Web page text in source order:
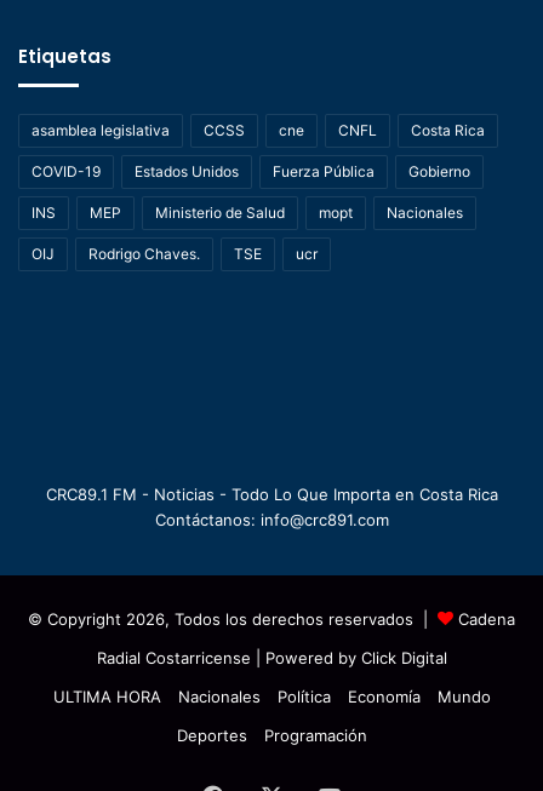
Etiquetas
asamblea legislativa CCSS cne CNFL Costa Rica
COVID-19 Estados Unidos Fuerza Pública Gobierno
INS MEP Ministerio de Salud mopt Nacionales
OIJ Rodrigo Chaves. TSE ucr
CRC89.1 FM - Noticias - Todo Lo Que Importa en Costa Rica
Contáctanos: info@crc891.com
© Copyright 2026, Todos los derechos reservados |
Cadena
Radial Costarricense | Powered by Click Digital
ULTIMA HORA
Nacionales Política Economía
Mundo
Deportes
Programación